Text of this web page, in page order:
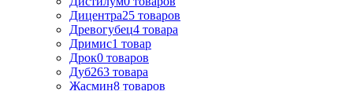
Дицентра25 товаров
Древогубец4 товара
Дримис1 товар
Дрок0 товаров
Дуб263 товара
Жасмин8 товаров